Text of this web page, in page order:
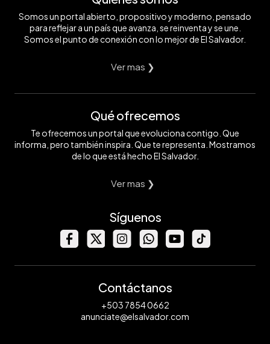
Somos un portal abierto, propositivo y moderno, pensado
para reflejar a un país que avanza, se reinventa y se une.
Somos el punto de conexión con lo mejor de El Salvador.
Ver mas ❯
Qué ofrecemos
Te ofrecemos un portal que evoluciona contigo. Que
informa, pero también inspira. Que te representa. Mostramos
de lo que está hecho El Salvador.
Ver mas ❯
Síguenos
Contáctanos
+503 7854 0662
anunciate@elsalvador.com